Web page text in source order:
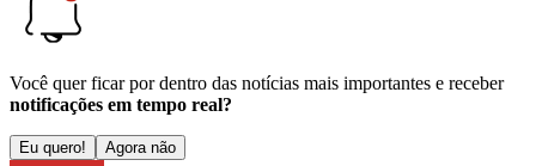
Você quer ficar por dentro das notícias mais importantes e receber
notificações em tempo real?
Eu quero! Agora não